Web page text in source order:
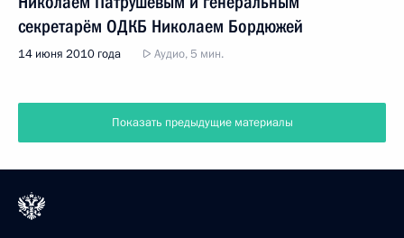
секретарём ОДКБ Николаем Бордюжей
14 июня 2010 года Аудио, 5 мин.
Показать предыдущие материалы